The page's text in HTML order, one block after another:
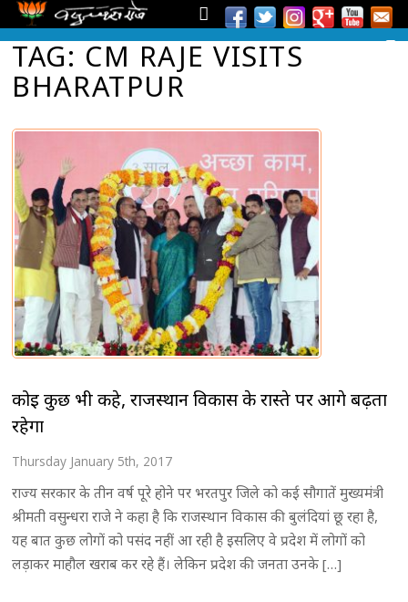
TAG: CM RAJE VISITS
BHARATPUR
कोई कुछ भी कहे, राजस्थान विकास के रास्ते पर आगे बढ़ता
रहेगा
Thursday January 5th, 2017
राज्य सरकार के तीन वर्ष पूरे होने पर भरतपुर जिले को कई सौगातें मुख्यमंत्री
श्रीमती वसुन्धरा राजे ने कहा है कि राजस्थान विकास की बुलंदियां छू रहा है,
यह बात कुछ लोगों को पसंद नहीं आ रही है इसलिए वे प्रदेश में लोगों को
लड़ाकर माहौल खराब कर रहे हैं। लेकिन प्रदेश की जनता उनके […]